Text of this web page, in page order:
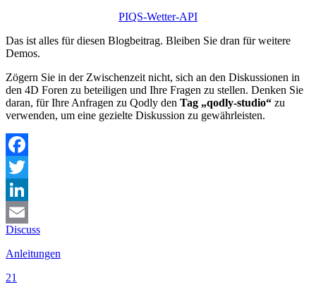
PIQS-Wetter-API
Das ist alles für diesen Blogbeitrag. Bleiben Sie dran für weitere
Demos.
Zögern Sie in der Zwischenzeit nicht, sich an den Diskussionen in
den 4D Foren zu beteiligen und Ihre Fragen zu stellen. Denken Sie
daran, für Ihre Anfragen zu Qodly den Tag „qodly-studio“ zu
verwenden, um eine gezielte Diskussion zu gewährleisten.
Facebook
Twitter
LinkedIn
Email
Discuss
Anleitungen
21